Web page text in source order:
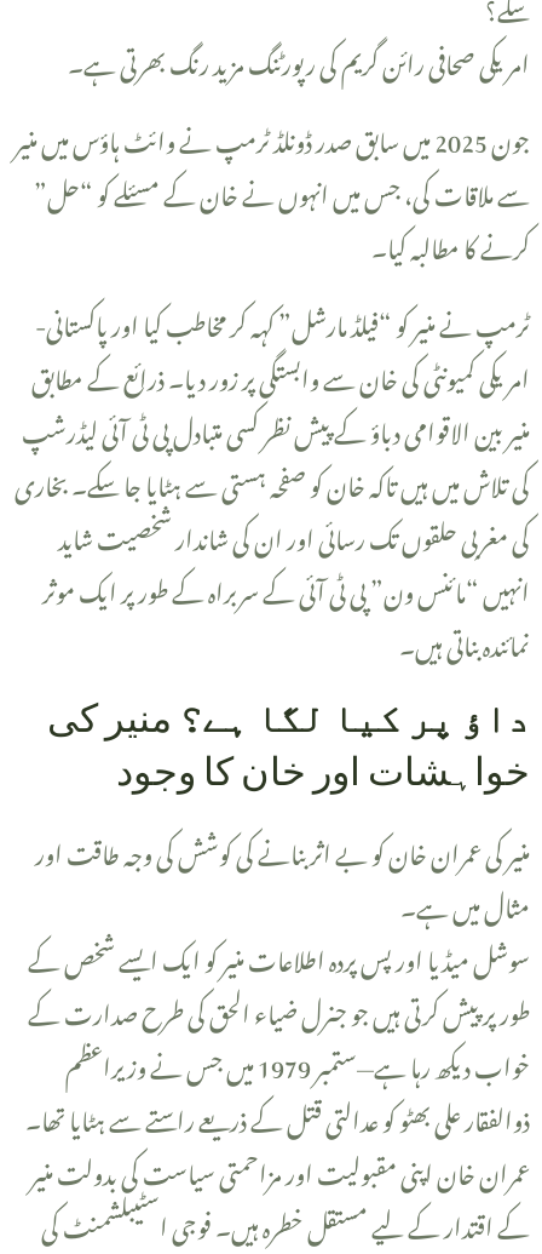
‎امریکی صحافی رائن گریم کی رپورٹنگ مزید رنگ بھرتی ہے۔
سے ملاقات کی، جس میں انہوں نے خان کے مسئلے کو “حل”
کرنے کا مطالبہ کیا۔
امریکی کمیونٹی کی خان سے وابستگی پر زور دیا۔ ذرائع کے مطابق
منیر بین الاقوامی دباؤ کے پیش نظر کسی متبادل پی ٹی آئی لیڈرشپ
کی تلاش میں ہیں تاکہ خان کو صفحہ ہستی سے ہٹایا جا سکے۔ بخاری
کی مغربی حلقوں تک رسائی اور ان کی شاندار شخصیت شاید
انہیں “مائنس ون” پی ٹی آئی کے سربراہ کے طور پر ایک موثر
نمائندہ بناتی ہیں۔
داؤ پر کیا لگا ہے؟ منیر کی
خواہشات اور خان کا وجود
مثال میں ہے۔
طور پر پیش کرتی ہیں جو جنرل ضیاء الحق کی طرح صدارت کے
خواب دیکھ رہا ہے—ستمبر 1979 میں جس نے وزیراعظم
ذوالفقار علی بھٹو کو عدالتی قتل کے ذریعے راستے سے ہٹایا تھا۔
عمران خان اپنی مقبولیت اور مزاحمتی سیاست کی بدولت منیر
کے اقتدار کے لیے مستقل خطرہ ہیں۔ فوجی اسٹیبلشمنٹ کی